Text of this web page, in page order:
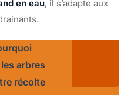
en eau, il s’adapte aux
arbres
récolte